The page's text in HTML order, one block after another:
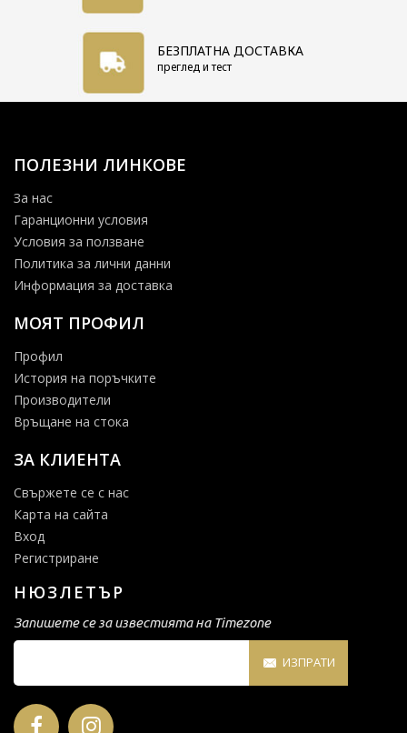
БЕЗПЛАТНА ДОСТАВКА
преглед и тест
ПОЛЕЗНИ ЛИНКОВЕ
За нас
Гаранционни условия
Условия за ползване
Политика за лични данни
Информация за доставка
МОЯТ ПРОФИЛ
Профил
История на поръчките
Производители
Връщане на стока
ЗА КЛИЕНТА
Свържете се с нас
Карта на сайта
Вход
Регистриране
НЮЗЛЕТЪР
Запишете се за известията на Timezone
ИЗПРАТИ